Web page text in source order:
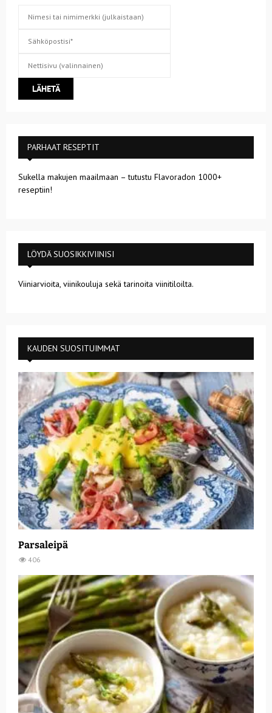
PARHAAT RESEPTIT
Sukella makujen maailmaan – tutustu Flavoradon 1000+
reseptiin!
LÖYDÄ SUOSIKKIVIINISI
Viiniarvioita, viinikouluja sekä tarinoita viinitiloilta.
KAUDEN SUOSITUIMMAT
Parsaleipä
406